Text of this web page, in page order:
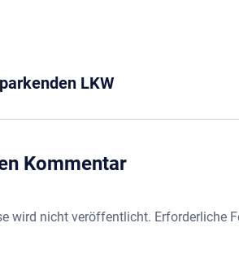
LKW
Kommentar
wird nicht veröffentlicht. Erforderliche